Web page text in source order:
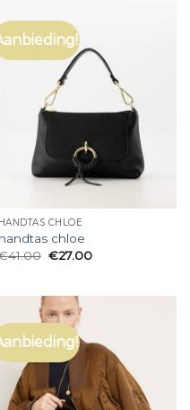
HANDTAS CHLOE
handtas chloe
41.00 €27.00